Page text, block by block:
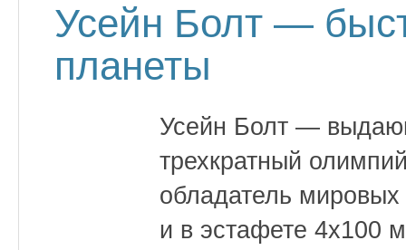
Усейн Болт —
планеты
Усейн Болт —
трехкратный
обладатель
и в эстафете 4х100